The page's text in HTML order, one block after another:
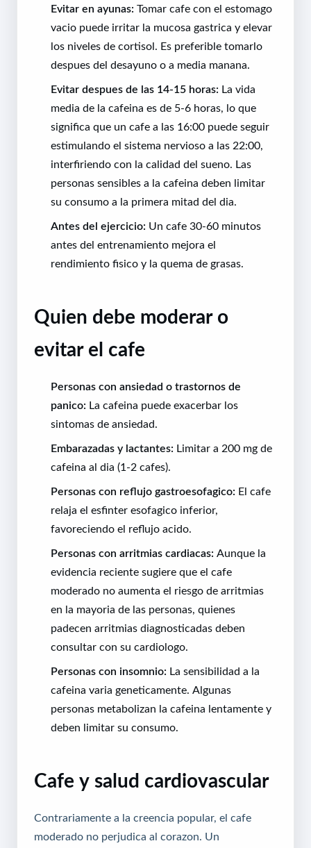
Evitar en ayunas: Tomar cafe con el estomago
vacio puede irritar la mucosa gastrica y elevar
los niveles de cortisol. Es preferible tomarlo
despues del desayuno o a media manana.
Evitar despues de las 14-15 horas: La vida
media de la cafeina es de 5-6 horas, lo que
significa que un cafe a las 16:00 puede seguir
estimulando el sistema nervioso a las 22:00,
interfiriendo con la calidad del sueno. Las
personas sensibles a la cafeina deben limitar
su consumo a la primera mitad del dia.
Antes del ejercicio: Un cafe 30-60 minutos
antes del entrenamiento mejora el
rendimiento fisico y la quema de grasas.
Quien debe moderar o
evitar el cafe
Personas con ansiedad o trastornos de
panico: La cafeina puede exacerbar los
sintomas de ansiedad.
Embarazadas y lactantes: Limitar a 200 mg de
cafeina al dia (1-2 cafes).
Personas con reflujo gastroesofagico: El cafe
relaja el esfinter esofagico inferior,
favoreciendo el reflujo acido.
Personas con arritmias cardiacas: Aunque la
evidencia reciente sugiere que el cafe
moderado no aumenta el riesgo de arritmias
en la mayoria de las personas, quienes
padecen arritmias diagnosticadas deben
consultar con su cardiologo.
Personas con insomnio: La sensibilidad a la
cafeina varia geneticamente. Algunas
personas metabolizan la cafeina lentamente y
deben limitar su consumo.
Cafe y salud cardiovascular
Contrariamente a la creencia popular, el cafe
moderado no perjudica al corazon. Un